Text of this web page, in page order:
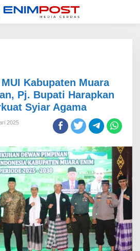
Kabupaten Muara
Pj. Bupati Harapkan
Syiar Agama
2025